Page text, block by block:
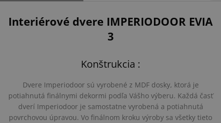
Interiérové dvere IMPERIODOOR EVIA
3
Konštrukcia :
Dvere Imperiodoor sú vyrobené z MDF dosky, ktorá je
potiahnutá finálnymi dekormi podľa Vášho výberu. Každá časť
dverí Imperiodoor je samostatne vyrobená a potiahnutá
povrchovou úpravou. Vo finálnom kroku výroby sa všetky tieto